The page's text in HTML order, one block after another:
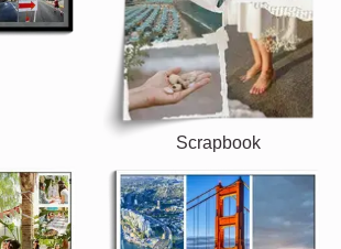
Scrapbook